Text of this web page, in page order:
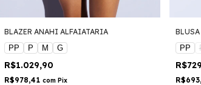
BLAZER ANAHI ALFAIATARIA
PP
P M G
R$1.029,90
R$978,41com Pix
PP